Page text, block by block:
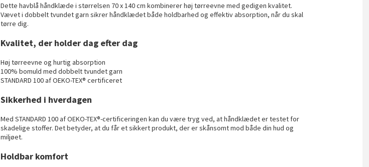
Dette havblå håndklæde i størrelsen 70 x 140 cm kombinerer høj tørreevne med gedigen kvalitet.
Vævet i dobbelt tvundet garn sikrer håndklædet både holdbarhed og effektiv absorption, når du skal
tørre dig.
Kvalitet, der holder dag efter dag
Høj tørreevne og hurtig absorption
100% bomuld med dobbelt tvundet garn
STANDARD 100 af OEKO-TEX® certificeret
Sikkerhed i hverdagen
Med STANDARD 100 af OEKO-TEX®-certificeringen kan du være tryg ved, at håndklædet er testet for
skadelige stoffer. Det betyder, at du får et sikkert produkt, der er skånsomt mod både din hud og
miljøet.
Holdbar komfort